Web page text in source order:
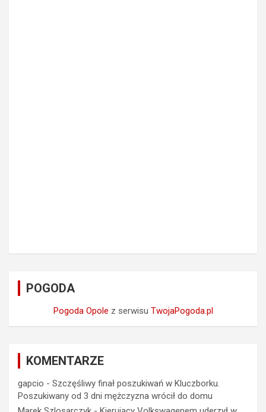
POGODA
Pogoda Opole z serwisu TwojaPogoda.pl
KOMENTARZE
gapcio - Szczęśliwy finał poszukiwań w Kluczborku.
Poszukiwany od 3 dni mężczyzna wrócił do domu